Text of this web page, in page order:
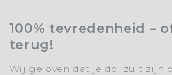
100% tevredenheid –
terug!
Wij geloven dat je dol zult zijn